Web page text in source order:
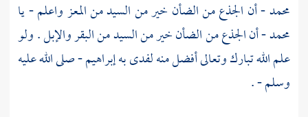
محمد- أن الجذع من الضأن خير من السيد من المعز واعلم - يا
محمد- أن الجذع من الضأن خير من السيد من البقر والإبل . ولو
علم الله تبارك وتعالى أفضل منه لفدى بهإبراهيم- صلى الله عليه
وسلم - .